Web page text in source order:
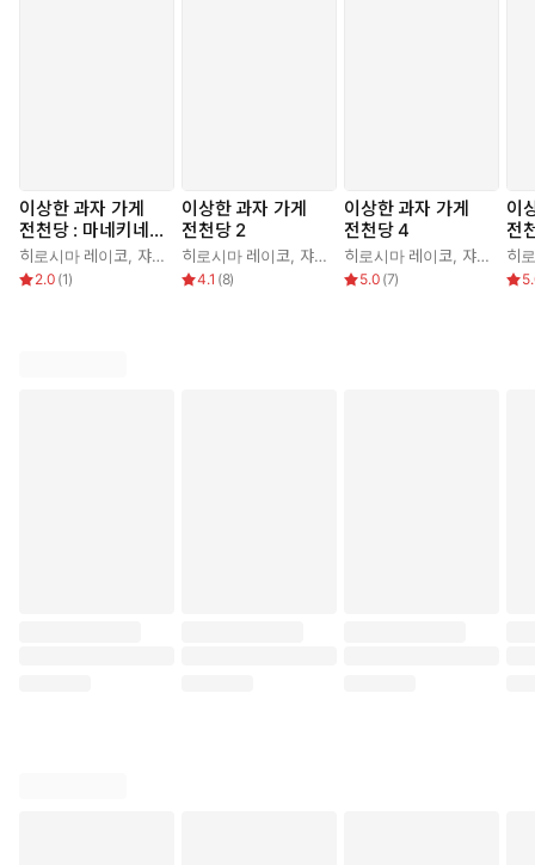
이상한 과자 가게
전천당 : 마네키네
코 도감
히로시마 레이코, 쟈쟈 김정화
2.0 (1)
이상한 과자 가게
전천당 2
히로시마 레이코, 쟈쟈 김정화
4.1 (8)
이상한 과자 가게
전천당 4
히로시마 레이코, 쟈쟈 김
5.0 (7)
이
전
히